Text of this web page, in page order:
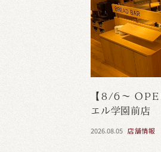
【8/6～
エル学園前店
2026.08.05 店舗情報